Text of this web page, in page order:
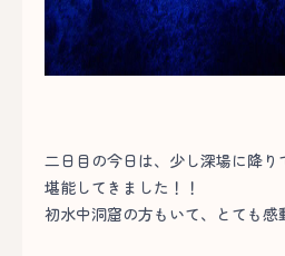
二日目の今日は、少し深場に降
堪能してきました！！
初水中洞窟の方もいて、とても感